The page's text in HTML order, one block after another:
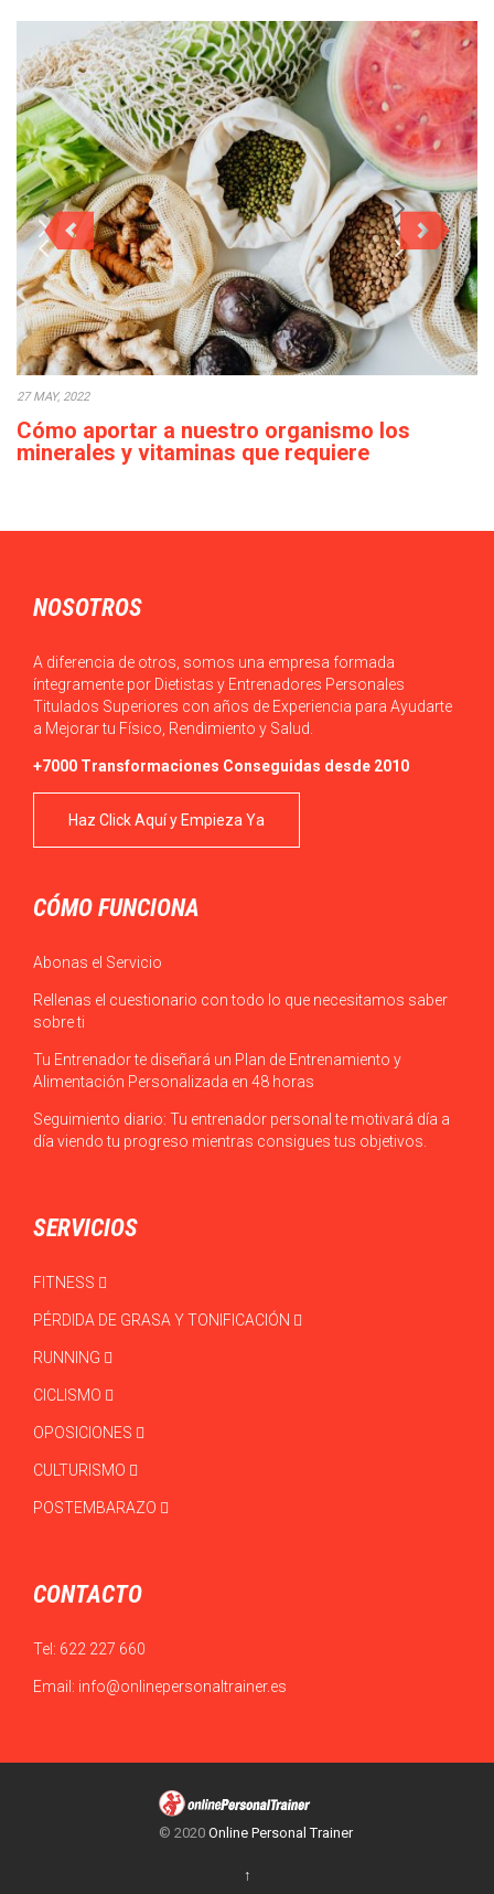
27 MAY, 2022
Cómo aportar a nuestro organismo los
minerales y vitaminas que requiere
NOSOTROS
A diferencia de otros, somos una empresa formada
íntegramente por Dietistas y Entrenadores Personales
Titulados Superiores con años de Experiencia para Ayudarte
a Mejorar tu Físico, Rendimiento y Salud.
+7000 Transformaciones Conseguidas desde 2010
Haz Click Aquí y Empieza Ya
CÓMO FUNCIONA
Abonas el Servicio
Rellenas el cuestionario con todo lo que necesitamos saber
sobre ti
Tu Entrenador te diseñará un Plan de Entrenamiento y
Alimentación Personalizada en 48 horas
Seguimiento diario: Tu entrenador personal te motivará día a
día viendo tu progreso mientras consigues tus objetivos.
SERVICIOS
FITNESS
PÉRDIDA DE GRASA Y TONIFICACIÓN
RUNNING
CICLISMO
OPOSICIONES
CULTURISMO
POSTEMBARAZO
CONTACTO
Tel: 622 227 660
Email: info@onlinepersonaltrainer.es
© 2020 Online Personal Trainer
↑